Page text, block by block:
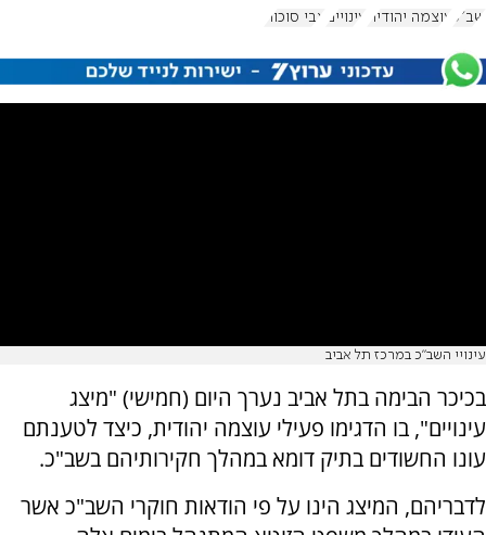
שב"כ עוצמה יהודית עינויים צבי סוכות
עינויי השב"כ במרכז תל אביב
בכיכר הבימה בתל אביב נערך היום (חמישי) "מיצג
עינויים", בו הדגימו פעילי עוצמה יהודית, כיצד לטענתם
עונו החשודים בתיק דומא במהלך חקירותיהם בשב"כ.
לדבריהם, המיצג הינו על פי הודאות חוקרי השב"כ אשר